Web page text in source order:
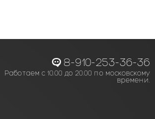
8-910-253-36-36
Работаем с 10.00 до 20.00 по московскому
времени.